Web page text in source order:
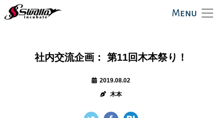
Menu
社内交流企画： 第11回木本祭り！
2019.08.02
木本